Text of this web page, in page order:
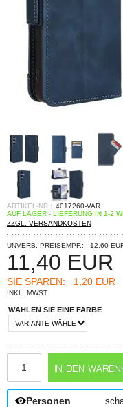
ARTIKEL-NR.: 4017260-VAR
AUF LAGER - LIEFERUNG IN 1-2
ZZGL. VERSANDKOSTEN
UNVERB. PREISEMPF.: 12,60
11,40 EUR
SIE SPAREN: 1,20 EUR
INKL. MWST
WÄHLEN SIE EINE FARBE
Personen